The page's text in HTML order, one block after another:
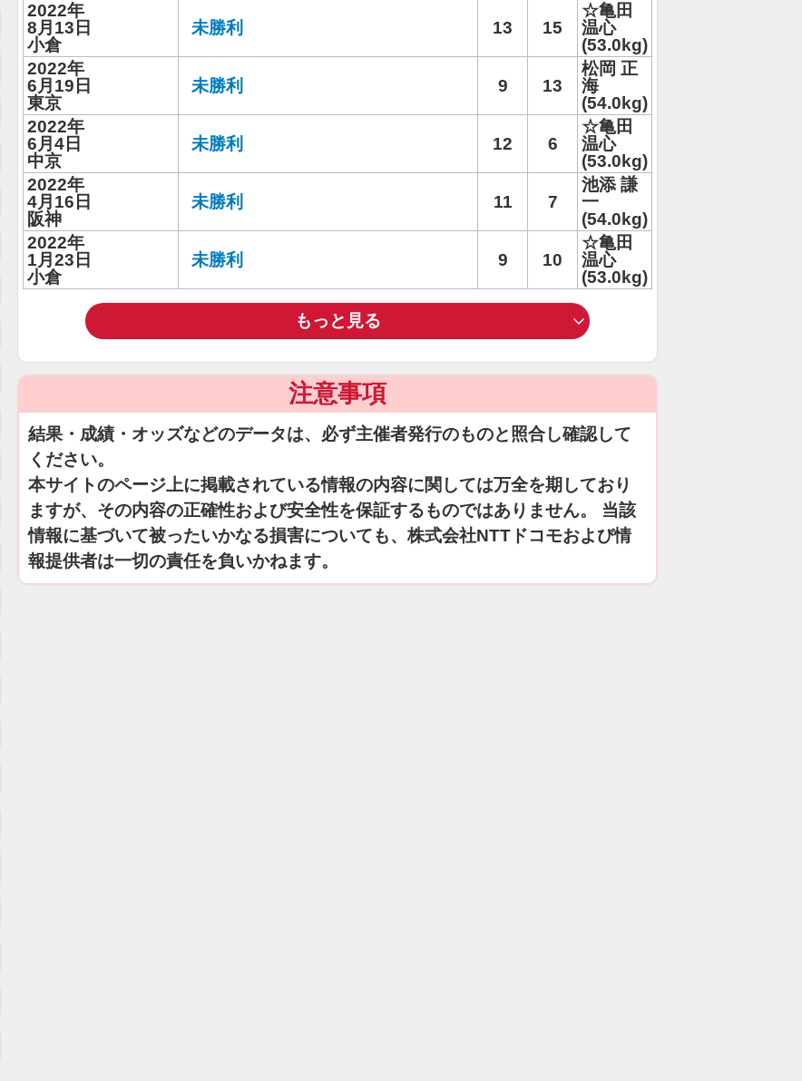
2022年
8月13日
小倉
未勝利 13 15
☆亀田
温心
(53.0kg)
2022年
6月19日
東京
未勝利 9 13
松岡 正
海
(54.0kg)
2022年
6月4日
中京
未勝利 12 6
☆亀田
温心
(53.0kg)
2022年
4月16日
阪神
未勝利 11 7
池添 謙
一
(54.0kg)
2022年
1月23日
小倉
未勝利 9 10
☆亀田
温心
(53.0kg)
もっと見る
注意事項
結果・成績・オッズなどのデータは、必ず主催者発行のものと照合し確認して
ください。
本サイトのページ上に掲載されている情報の内容に関しては万全を期しており
ますが、その内容の正確性および安全性を保証するものではありません。 当該
情報に基づいて被ったいかなる損害についても、株式会社NTTドコモおよび情
報提供者は一切の責任を負いかねます。